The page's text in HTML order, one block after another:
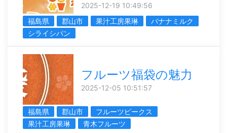
2025-12-19 10:49:56
福島県
郡山市 果汁工房果琳
バナナミルク
シライシパン
フルーツ福袋の魅力
2025-12-05 10:51:57
福島県 郡山市
フルーツピークス
果汁工房果琳
青木フルーツ